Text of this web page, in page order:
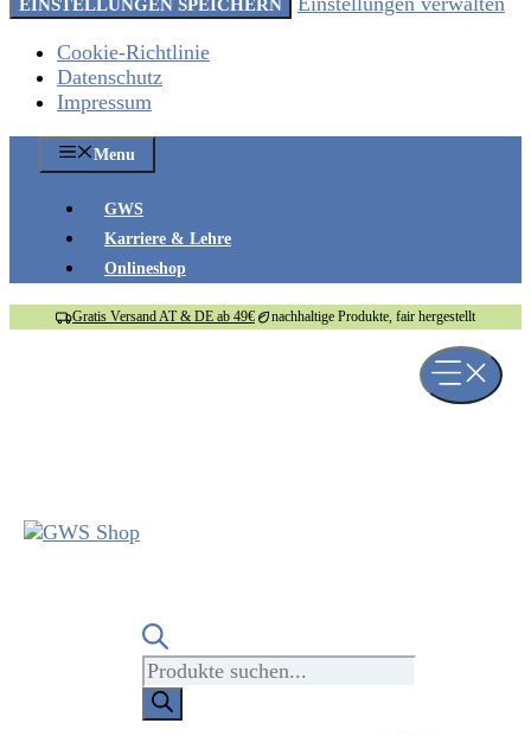
EINSTELLUNGEN SPEICHERN
Cookie-Richtlinie
Datenschutz
Impressum
Inhalt
Menu
GWS
Karriere & Lehre
Onlineshop
Gratis Versand AT & DE ab 49€ nachhaltige Produkte, fair hergestellt
Products
search